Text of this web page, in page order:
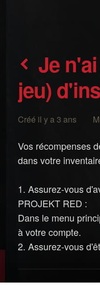
Je n'ai pas obtenu les récompenses (en
jeu)
Créé il y a 3 ans
Vos récompenses
dans votre
1. Assurez-vous
PROJEKT RED :
Dans le menu
à votre compte.
2. Assurez-vous